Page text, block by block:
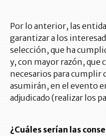
Por lo anterior, las
garantizar a los
selección, que ha
y, con mayor razón, que
necesarios para cumplir
asumirán, en el evento
adjudicado (realizar los
¿Cuáles serían las